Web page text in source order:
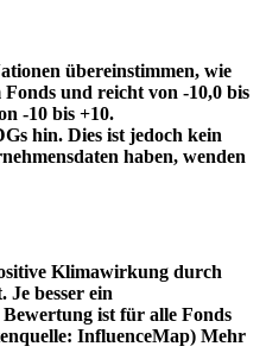
übereinstimmen, wie
und reicht von -10,0 bis
-10 bis +10.
hin. Dies ist jedoch kein
haben, wenden
Klimawirkung durch
besser ein
ist für alle Fonds
InfluenceMap) Mehr